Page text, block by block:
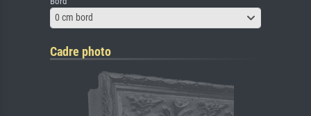
0 cm bord
Cadre photo